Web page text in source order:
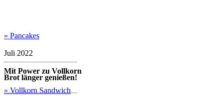
» Pancakes
Juli 2022
Brot länger genießen!
Mit Power zu Vollkorn
» Vollkorn Sandwich